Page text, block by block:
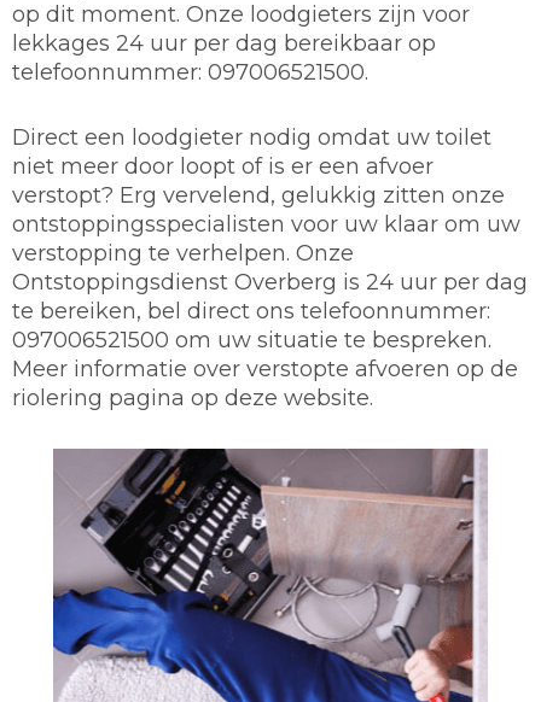
op dit moment. Onze loodgieters zijn voor
lekkages 24 uur per dag bereikbaar op
telefoonnummer: 097006521500.
Direct een loodgieter nodig omdat uw toilet
niet meer door loopt of is er een afvoer
verstopt? Erg vervelend, gelukkig zitten onze
ontstoppingsspecialisten voor uw klaar om uw
verstopping te verhelpen. Onze
Ontstoppingsdienst Overberg is 24 uur per dag
te bereiken, bel direct ons telefoonnummer:
097006521500 om uw situatie te bespreken.
Meer informatie over verstopte afvoeren op de
riolering pagina op deze website.